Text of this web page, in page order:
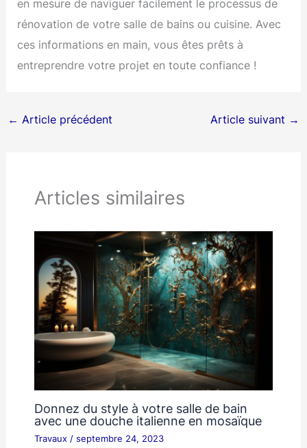
en mesure de naviguer facilement le processus de
rénovation de votre salle de bains ou cuisine. Avec
ces informations en main, vous êtes prêts à
entreprendre votre projet en toute confiance !
← Article précédent Article suivant →
Articles similaires
Donnez du style à votre salle de bain
avec une douche italienne en mosaïque
Travaux/ septembre 24, 2023